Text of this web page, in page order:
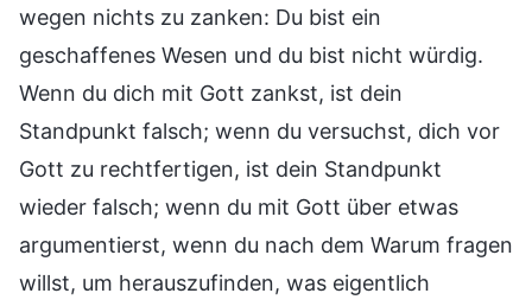
wegen nichts zu zanken: Du bist ein
geschaffenes Wesen und du bist nicht würdig.
Wenn du dich mit Gott zankst, ist dein
Standpunkt falsch; wenn du versuchst, dich vor
Gott zu rechtfertigen, ist dein Standpunkt
wieder falsch; wenn du mit Gott über etwas
argumentierst, wenn du nach dem Warum fragen
willst, um herauszufinden, was eigentlich